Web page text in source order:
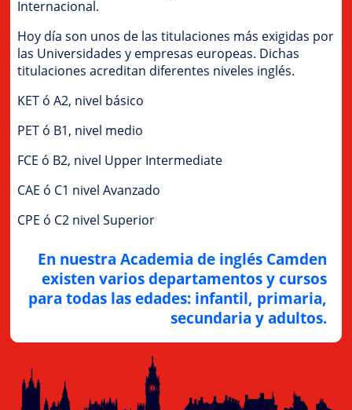
Internacional.
Hoy día son unos de las titulaciones más exigidas por
las Universidades y empresas europeas. Dichas
titulaciones acreditan diferentes niveles inglés.
KET ó A2, nivel básico
PET ó B1, nivel medio
FCE ó B2, nivel Upper Intermediate
CAE ó C1 nivel Avanzado
CPE ó C2 nivel Superior
En nuestra Academia de inglés Camden
existen varios departamentos y cursos
para todas las edades: infantil, primaria,
secundaria y adultos.